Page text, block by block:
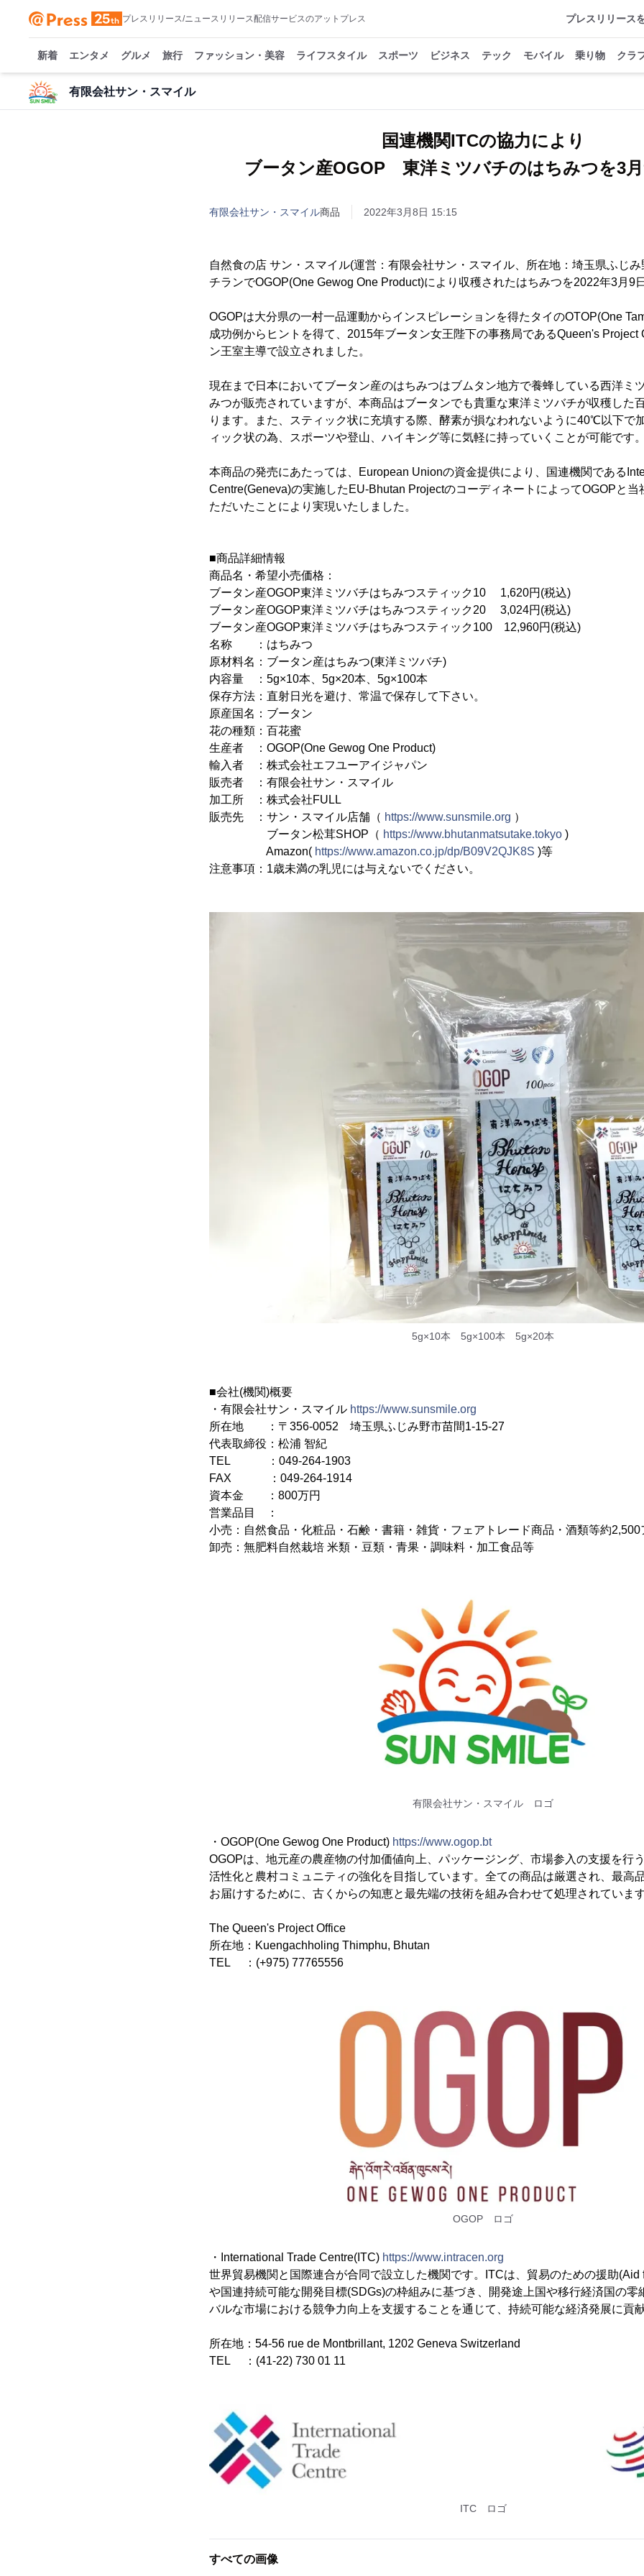
プレスリリース/ニュースリリース配信サービスのアットプレス プレスリリース
新着 エンタメ グルメ 旅行 ファッション・美容 ライフスタイル スポーツ ビジネス テック モバイル 乗り物 クラ
有限会社サン・スマイル
国連機関ITCの協力により
ブータン産OGOP 東洋ミツバチのはちみつを3
有限会社サン・スマイル商品 2022年3月8日 15:15
自然食の店 サン・スマイル(運営：有限会社サン・スマイル、所在地：埼玉県ふじ
チランでOGOP(One Gewog One Product)により収穫されたはちみつを2022年3月9
OGOPは大分県の一村一品運動からインスピレーションを得たタイのOTOP(One
成功例からヒントを得て、2015年ブータン女王陛下の事務局であるQueen's Project
ン王室主導で設立されました。
現在まで日本においてブータン産のはちみつはブムタン地方で養蜂している西洋ミ
みつが販売されていますが、本商品はブータンでも貴重な東洋ミツバチが収穫した
ります。また、スティック状に充填する際、酵素が損なわれないように40℃以下で
ィック状の為、スポーツや登山、ハイキング等に気軽に持っていくことが可能です
本商品の発売にあたっては、European Unionの資金提供により、国連機関である
Centre(Geneva)の実施したEU-Bhutan ProjectのコーディネートによってOGOPと当
ただいたことにより実現いたしました。
■商品詳細情報
商品名・希望小売価格：
ブータン産OGOP東洋ミツバチはちみつスティック10 1,620円(税込)
ブータン産OGOP東洋ミツバチはちみつスティック20 3,024円(税込)
ブータン産OGOP東洋ミツバチはちみつスティック100 12,960円(税込)
名称 ：はちみつ
原材料名：ブータン産はちみつ(東洋ミツバチ)
内容量 ：5g×10本、5g×20本、5g×100本
保存方法：直射日光を避け、常温で保存して下さい。
原産国名：ブータン
花の種類：百花蜜
生産者 ：OGOP(One Gewog One Product)
輸入者 ：株式会社エフユーアイジャパン
販売者 ：有限会社サン・スマイル
加工所 ：株式会社FULL
販売先 ：サン・スマイル店舗（ https://www.sunsmile.org ）
ブータン松茸SHOP（ https://www.bhutanmatsutake.tokyo )
Amazon( https://www.amazon.co.jp/dp/B09V2QJK8S )等
注意事項：1歳未満の乳児には与えないでください。
5g×10本 5g×100本 5g×20本
■会社(機関)概要
・有限会社サン・スマイル https://www.sunsmile.org
所在地 ：〒356-0052 埼玉県ふじみ野市苗間1-15-27
代表取締役：松浦 智紀
TEL ：049-264-1903
FAX ：049-264-1914
資本金 ：800万円
営業品目 ：
小売：自然食品・化粧品・石鹸・書籍・雑貨・フェアトレード商品・酒類等約2,500
卸売：無肥料自然栽培 米類・豆類・青果・調味料・加工食品等
有限会社サン・スマイル ロゴ
・OGOP(One Gewog One Product) https://www.ogop.bt
OGOPは、地元産の農産物の付加価値向上、パッケージング、市場参入の支援を行
活性化と農村コミュニティの強化を目指しています。全ての商品は厳選され、最高
お届けするために、古くからの知恵と最先端の技術を組み合わせて処理されていま
The Queen's Project Office
所在地：Kuengachholing Thimphu, Bhutan
TEL ：(+975) 77765556
OGOP ロゴ
・International Trade Centre(ITC) https://www.intracen.org
世界貿易機関と国際連合が合同で設立した機関です。ITCは、貿易のための援助(Aid
や国連持続可能な開発目標(SDGs)の枠組みに基づき、開発途上国や移行経済国の零
バルな市場における競争力向上を支援することを通じて、持続可能な経済発展に貢
所在地：54-56 rue de Montbrillant, 1202 Geneva Switzerland
TEL ：(41-22) 730 01 11
ITC ロゴ
すべての画像